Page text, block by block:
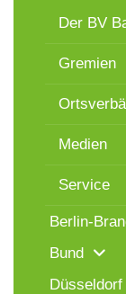
Der BV
Gremien
Medien
Service
Berlin-
Bund
Düsseldorf